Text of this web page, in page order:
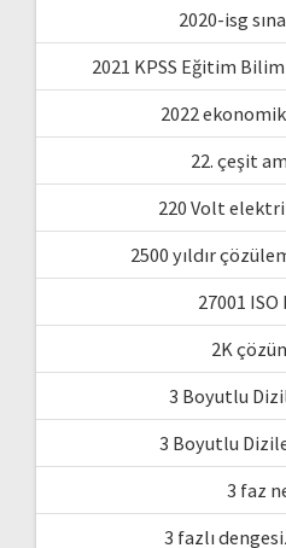
2020-isg
2021 KPSS Eğitim
2022
22. çeşit
220 Volt
2500 yıldır
27001
2K
3 Boyutlu
3 Boyutlu
3 faz
3 fazlı